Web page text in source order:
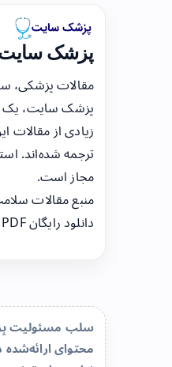
پزشک
مقالات پزشکی،
پزشک سایت، یک
زیادی از
ترجمه شده‌اند.
مجاز است.
منبع مقالات
دانلود رایگان PDF کتاب‌های پزشکی.
سلب مسئولیت
محتوای